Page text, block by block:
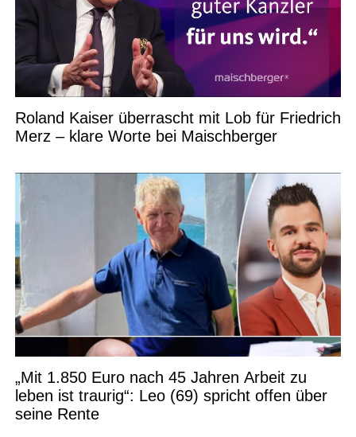
Roland Kaiser überrascht mit Lob für Friedrich
Merz – klare Worte bei Maischberger
„Mit 1.850 Euro nach 45 Jahren Arbeit zu
leben ist traurig“: Leo (69) spricht offen über
seine Rente